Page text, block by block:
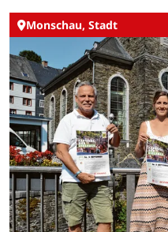
Monschau, Stadt